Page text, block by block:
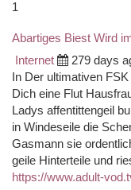
1
Abartiges Biest Wird
Internet 279 days
In Der ultimativen
Dich eine Flut
Ladys affentittengeil
in Windeseile die
Gasmann sie
geile Hinterteile und
https://www.adult-